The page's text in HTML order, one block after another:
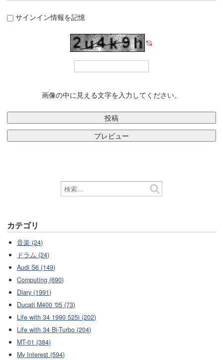
サインイン情報を記憶
画像の中に見える文字を入力してください。
カテゴリ
音楽 (24)
ドラム (24)
Audi S6 (149)
Computing (690)
Diary (1991)
Ducati M400 '05 (73)
Life with 34 1990 525i (202)
Life with 34 Bi-Turbo (204)
MT-01 (384)
My Interest (594)